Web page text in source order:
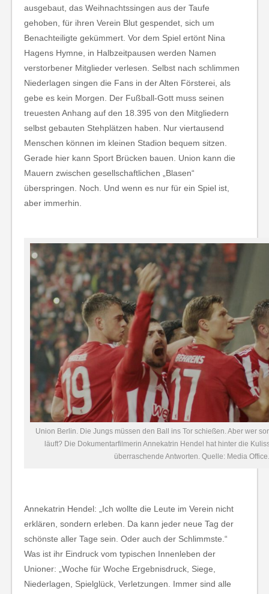
ausgebaut, das Weihnachtssingen aus der Taufe
gehoben, für ihren Verein Blut gespendet, sich um
Benachteiligte gekümmert. Vor dem Spiel ertönt Nina
Hagens Hymne, in Halbzeitpausen werden Namen
verstorbener Mitglieder verlesen. Selbst nach schlimmen
Niederlagen singen die Fans in der Alten Försterei, als
gebe es kein Morgen. Der Fußball-Gott muss seinen
treuesten Anhang auf den 18.395 von den Mitgliedern
selbst gebauten Stehplätzen haben. Nur viertausend
Menschen können im kleinen Stadion bequem sitzen.
Gerade hier kann Sport Brücken bauen. Union kann die
Mauern zwischen gesellschaftlichen „Blasen“
überspringen. Noch. Und wenn es nur für ein Spiel ist,
aber immerhin.
Union Berlin. Die Jungs müssen den Ball ins Tor schießen. Aber wer
läuft? Die Dokumentarfilmerin Annekatrin Hendel hat hinter die
überraschende Antworten. Quelle: Media Office.
Annekatrin Hendel: „Ich wollte die Leute im Verein nicht
erklären, sondern erleben. Da kann jeder neue Tag der
schönste aller Tage sein. Oder auch der Schlimmste.“
Was ist ihr Eindruck vom typischen Innenleben der
Unioner: „Woche für Woche Ergebnisdruck, Siege,
Niederlagen, Spielglück, Verletzungen. Immer sind alle